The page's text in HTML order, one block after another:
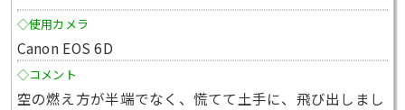
◇使用カメラ
Canon EOS 6D
◇コメント
空の燃え方が半端でなく、慌てて土手に、飛び出しまし